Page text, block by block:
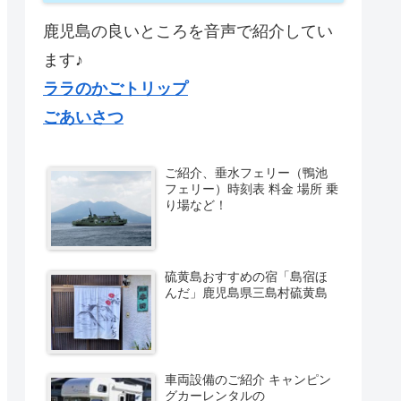
鹿児島の良いところを音声で紹介してい
ます♪
ララのかごトリップ
ごあいさつ
ご紹介、垂水フェリー（鴨池
フェリー）時刻表 料金 場所 乗
り場など！
硫黄島おすすめの宿「島宿ほ
んだ」鹿児島県三島村硫黄島
車両設備のご紹介 キャンピン
グカーレンタルの